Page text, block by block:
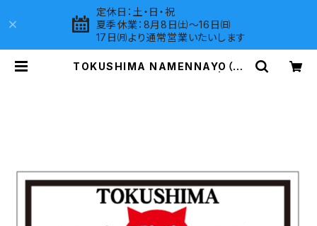
定休日：土・日・祝
夏季休業：8月8日㈯～16日㈰
17日㈪より通常営業いたいします
TOKUSHIMA NAMENNAYO（な